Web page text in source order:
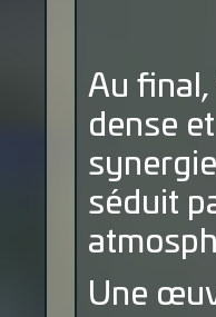
Au
dense
séduit
Une